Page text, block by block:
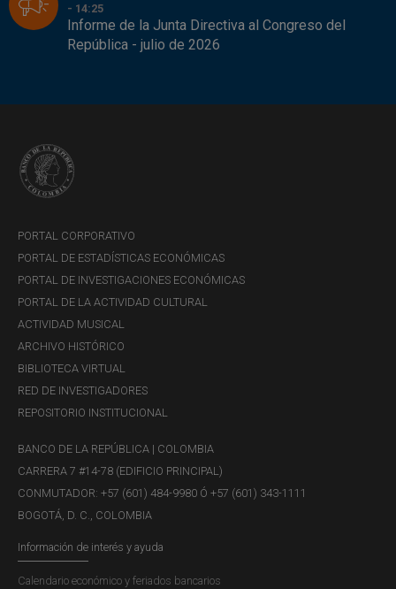
- 14:25
Informe de la Junta Directiva al Congreso del
República - julio de 2026
PORTAL CORPORATIVO
PORTAL DE ESTADÍSTICAS ECONÓMICAS
PORTAL DE INVESTIGACIONES ECONÓMICAS
PORTAL DE LA ACTIVIDAD CULTURAL
ACTIVIDAD MUSICAL
ARCHIVO HISTÓRICO
BIBLIOTECA VIRTUAL
RED DE INVESTIGADORES
REPOSITORIO INSTITUCIONAL
BANCO DE LA REPÚBLICA | COLOMBIA
CARRERA 7 #14-78 (EDIFICIO PRINCIPAL)
CONMUTADOR: +57 (601) 484-9980 Ó +57 (601) 343-1111
BOGOTÁ, D. C., COLOMBIA
Información de interés y ayuda
Calendario económico y feriados bancarios